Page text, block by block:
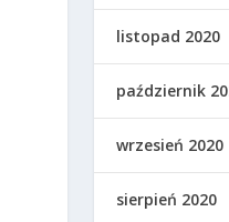
listopad 2020
październik
wrzesień 2020
sierpień 2020